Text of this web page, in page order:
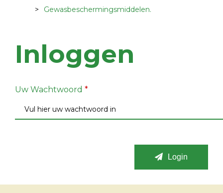
> Gewasbeschermingsmiddelen.
Inloggen
Uw Wachtwoord *
Login